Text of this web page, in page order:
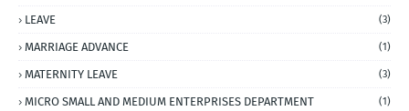
LEAVE (3)
MARRIAGE ADVANCE (1)
MATERNITY LEAVE (3)
MICRO SMALL AND MEDIUM ENTERPRISES DEPARTMENT (1)